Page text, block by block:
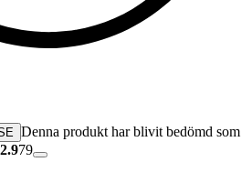
Denna produkt har blivit bedömd som
2.979